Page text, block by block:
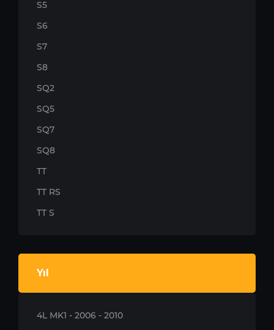
S5
S6
S7
S8
SQ2
SQ5
SQ7
SQ8
TT
TT RS
TT S
Yıl
4L MK1 - 2006 - 2010